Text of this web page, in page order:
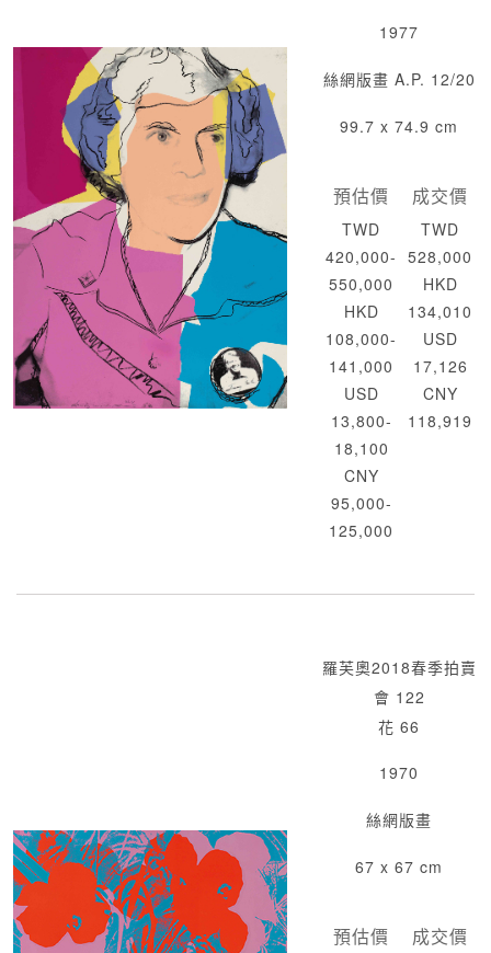
1977
絲網版畫 A.P. 12/20
99.7 x 74.9 cm
預估價
TWD
420,000-
550,000
HKD
108,000-
141,000
USD
13,800-
18,100
CNY
95,000-
125,000
成交價
TWD
528,000
HKD
134,010
USD
17,126
CNY
118,919
羅芙奧2018春季拍賣
會 122
花 66
1970
絲網版畫
67 x 67 cm
預估價 成交價